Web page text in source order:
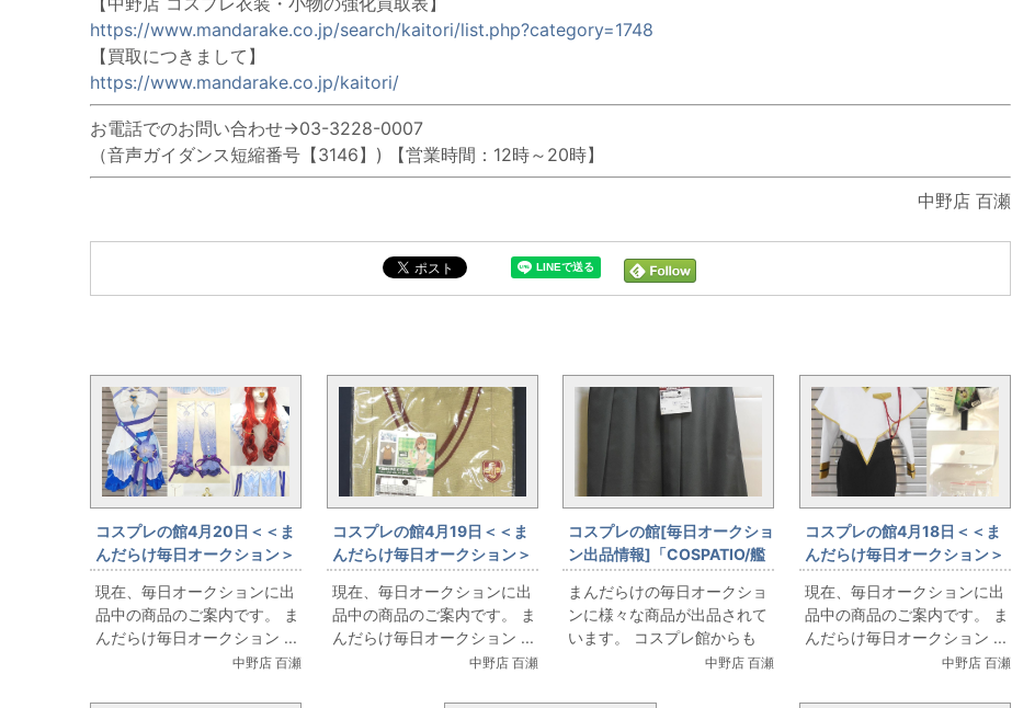
https://www.mandarake.co.jp/search/kaitori/list.php?category=1748
【買取につきまして】
https://www.mandarake.co.jp/kaitori/
お電話でのお問い合わせ→03-3228-0007
（音声ガイダンス短縮番号【3146】) 【営業時間：12時～20時】
中野店 百瀬
コスプレの館4月20日＜＜ま
んだらけ毎日オークション＞
＞情報です
現在、毎日オークションに出
品中の商品のご案内です。 ま
んだらけ毎日オークション ...
中野店 百瀬
コスプレの館4月19日＜＜ま
んだらけ毎日オークション＞
＞情報です
現在、毎日オークションに出
品中の商品のご案内です。 ま
んだらけ毎日オークション ...
中野店 百瀬
コスプレの館[毎日オークショ
ン出品情報]「COSPATIO/艦
隊これくしょん-艦これ-/陽炎
型駆逐艦/スカート/女性用
XXLサイズ(日本サイズ)/コス
プレ衣装」を出品しています
まんだらけの毎日オークショ
ンに様々な商品が出品されて
います。 コスプレ館からも
中野店 百瀬
コスプレの館4月18日＜＜ま
んだらけ毎日オークション＞
＞情報です
現在、毎日オークションに出
品中の商品のご案内です。 ま
んだらけ毎日オークション ...
中野店 百瀬